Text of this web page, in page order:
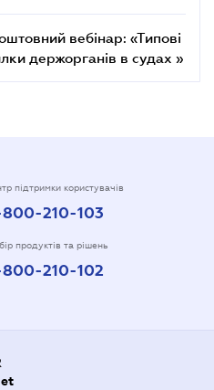
вебінар: «Типові
держорганів в судах »
підтримки користувачів
210-103
продуктів та рішень
210-102